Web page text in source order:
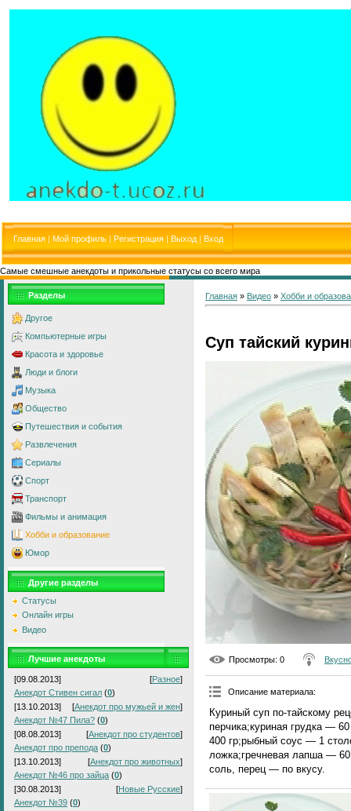
Главная | Мой профиль | Регистрация | Выход | Вход
Самые смешные анекдоты и прикольные статусы со всего мира
Разделы
Другое
Компьютерные игры
Красота и здоровье
Люди и блоги
Музыка
Общество
Путешествия и события
Развлечения
Сериалы
Спорт
Транспорт
Фильмы и анимация
Хобби и образование
Юмор
Другие разделы
Статусы
Онлайн игры
Видео
Лучшие анекдоты
[09.08.2013] [Разное]
Анекдот Стивен сигал (0)
[13.10.2013]
[Анекдот про мужьей и жен]
Анекдот №47 Пила? (0)
[08.08.2013]
[Анекдот про студентов]
Анекдот про препода (0)
[13.10.2013]
[Анекдот про животных]
Анекдот №46 про зайца (0)
[30.08.2013]
[Новые Русские]
Анекдот №39 (0)
Главная » Видео » Хобби и
Суп тайский
Просмотры: 0
Описание материала:
Куриный суп по-тайскому
перчика;куриная грудка —
400 гр;рыбный соус — 1
ложка;гречневая лапша —
соль, перец — по вкусу.